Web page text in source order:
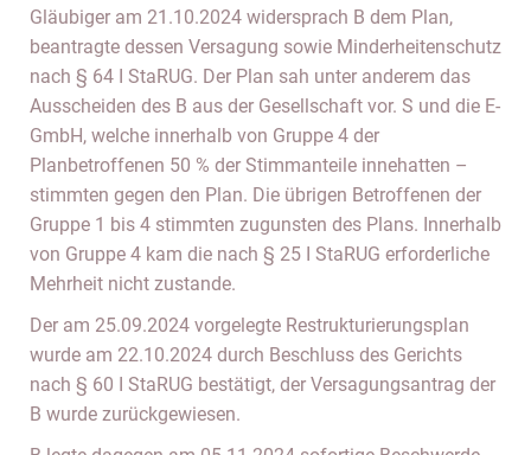
Gläubiger am 21.10.2024 widersprach B dem Plan,
beantragte dessen Versagung sowie Minderheitenschutz
nach § 64 I StaRUG. Der Plan sah unter anderem das
Ausscheiden des B aus der Gesellschaft vor. S und die E-
GmbH, welche innerhalb von Gruppe 4 der
Planbetroffenen 50 % der Stimmanteile innehatten –
stimmten gegen den Plan. Die übrigen Betroffenen der
Gruppe 1 bis 4 stimmten zugunsten des Plans. Innerhalb
von Gruppe 4 kam die nach § 25 I StaRUG erforderliche
Mehrheit nicht zustande.
Der am 25.09.2024 vorgelegte Restrukturierungsplan
wurde am 22.10.2024 durch Beschluss des Gerichts
nach § 60 I StaRUG bestätigt, der Versagungsantrag der
B wurde zurückgewiesen.